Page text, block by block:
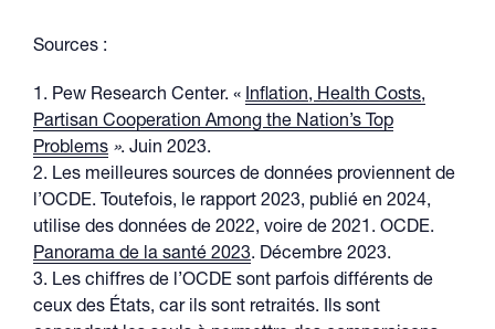
Sources :
1. Pew Research Center. « Inflation, Health Costs,
Partisan Cooperation Among the Nation’s Top
Problems ». Juin 2023.
2. Les meilleures sources de données proviennent de
l’OCDE. Toutefois, le rapport 2023, publié en 2024,
utilise des données de 2022, voire de 2021. OCDE.
Panorama de la santé 2023. Décembre 2023.
3. Les chiffres de l’OCDE sont parfois différents de
ceux des États, car ils sont retraités. Ils sont